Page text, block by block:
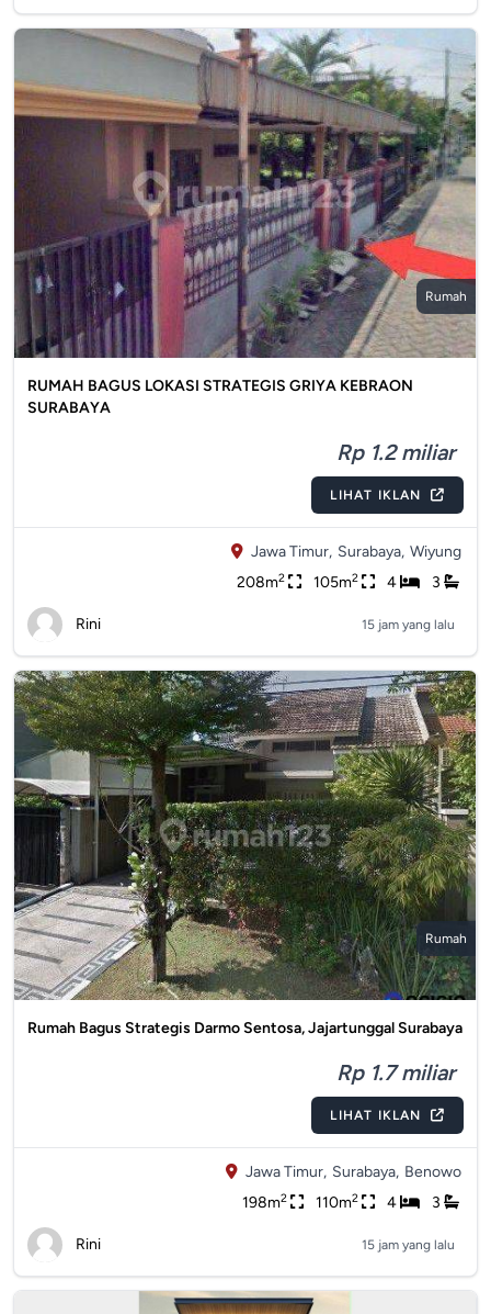
Rumah
RUMAH BAGUS LOKASI STRATEGIS GRIYA KEBRAON
SURABAYA
Rp 1.2 miliar
LIHAT IKLAN
Jawa Timur, Surabaya, Wiyung
208m2 105m2 4 3
Rini 15 jam yang lalu
Rumah
Rumah Bagus Strategis Darmo Sentosa, Jajartunggal Surabaya
Rp 1.7 miliar
LIHAT IKLAN
Jawa Timur, Surabaya, Benowo
198m2 110m2 4 3
Rini 15 jam yang lalu